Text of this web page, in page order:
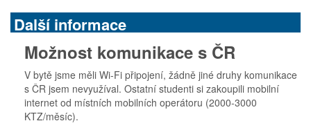
Další informace
Možnost komunikace s ČR
V bytě jsme měli Wi-Fi připojení, žádně jiné druhy komunikace
s ČR jsem nevyužíval. Ostatní studenti si zakoupili mobilní
internet od místních mobilních operátoru (2000-3000
KTZ/měsíc).